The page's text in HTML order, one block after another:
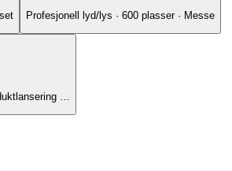
Profesjonell lyd/lys · 600 plasser · Messe
…